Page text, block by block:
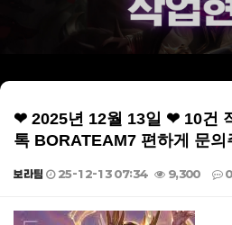
❤ 2025년 12월 13일 ❤ 10건
톡 BORATEAM7 편하게 문의
보라팀 25-12-13 07:34 9,300 0
본문